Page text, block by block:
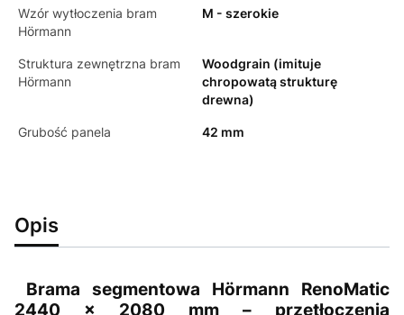
Wzór wytłoczenia bram
Hörmann
M - szerokie
Struktura zewnętrzna bram
Hörmann
Woodgrain (imituje
chropowatą strukturę
drewna)
Grubość panela 42 mm
Opis
Brama segmentowa Hörmann RenoMatic
2440 × 2080 mm – przetłoczenia